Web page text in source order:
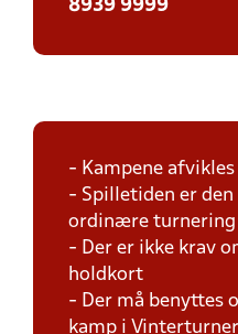
8939 9999
- Kampene afvikles
- Spilletiden er den
ordinære turnering
- Der er ikke krav
holdkort
- Der må benyttes
kamp i